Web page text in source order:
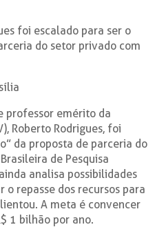
foi escalado para ser o
do setor privado com
professor emérito da
Roberto Rodrigues, foi
da proposta de parceria do
de Pesquisa
analisa possibilidades
repasse dos recursos para
A meta é convencer
1 bilhão por ano.